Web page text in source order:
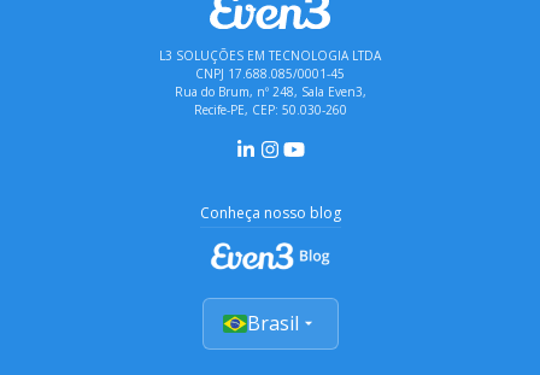
L3 SOLUÇÕES EM TECNOLOGIA LTDA
CNPJ 17.688.085/0001-45
Rua do Brum, nº 248, Sala Even3,
Recife-PE, CEP: 50.030-260
Conheça nosso blog
Brasil